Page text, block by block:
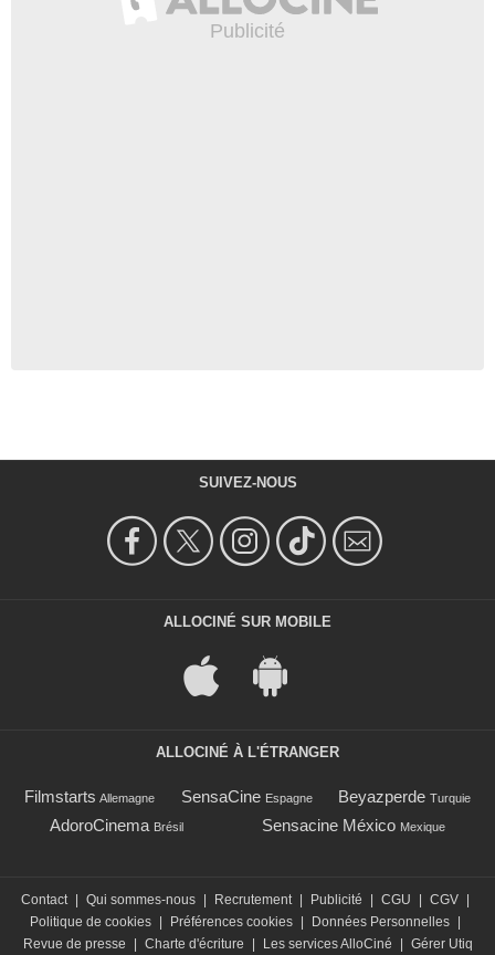
SUIVEZ-NOUS
ALLOCINÉ SUR MOBILE
ALLOCINÉ À L'ÉTRANGER
Filmstarts Allemagne SensaCine Espagne Beyazperde Turquie
AdoroCinema Brésil Sensacine México Mexique
Contact Qui sommes-nous Recrutement Publicité CGU CGV
Politique de cookies
Préférences cookies Données Personnelles
Revue de presse
Charte d'écriture Les services AlloCiné Gérer Utiq